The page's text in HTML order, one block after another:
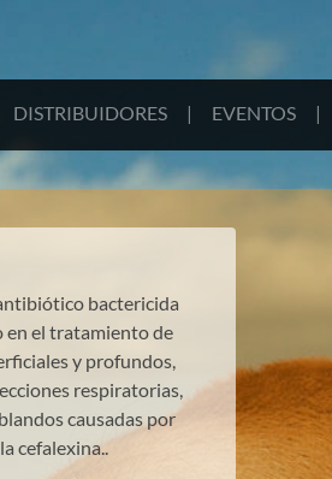
DISTRIBUIDORES | EVENTOS |
bactericida
en el tratamiento de
y profundos,
respiratorias,
causadas por
cefalexina..